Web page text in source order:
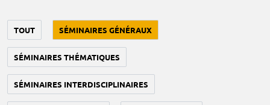
TOUT SÉMINAIRES GÉNÉRAUX
SÉMINAIRES THÉMATIQUES
SÉMINAIRES INTERDISCIPLINAIRES